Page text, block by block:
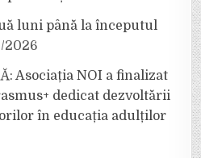
luni până la începutul
2026
Asociația NOI a finalizat
dedicat dezvoltării
în educația adulților